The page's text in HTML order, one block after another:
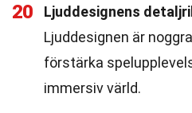
20
Ljuddesignens
Ljuddesignen är
förstärka
immersiv värld.